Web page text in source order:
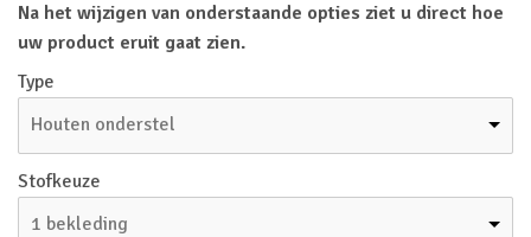
Na het wijzigen van onderstaande opties ziet u direct hoe
uw product eruit gaat zien.
Type
Houten onderstel
Stofkeuze
1 bekleding